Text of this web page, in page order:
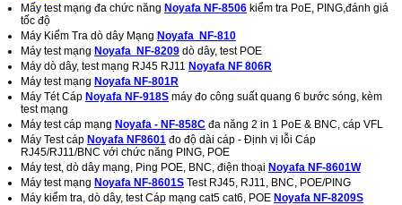
Mấy test mạng đa chức năng Noyafa NF-8506 kiểm tra PoE, PING,đánh giá
tốc độ
Máy Kiểm Tra dò dây Mạng Noyafa NF-810
Máy test mạng Noyafa NF-8209 dò dây, test POE
Máy dò dây, test mạng RJ45 RJ11 Noyafa NF 806R
Máy test mạng Noyafa NF-801R
Máy Tét Cáp Noyafa NF-918S máy đo công suất quang 6 bước sóng, kèm
test mạng
Máy test cáp mạng Noyafa - NF-858C đa năng 2 in 1 PoE & BNC, cáp VFL
Máy Test cáp Noyafa NF8601 đo độ dài cáp - Định vị lỗi Cáp
RJ45/RJ11/BNC với chức năng PING, POE
Máy test, dò dây mạng, Ping POE, BNC, điện thoại Noyafa NF-8601W
Máy test mạng Noyafa NF-8601S Test RJ45, RJ11, BNC, POE/PING
Máy kiểm tra, dò dây, test Cáp mạng cat5 cat6, POE Noyafa NF-8209S